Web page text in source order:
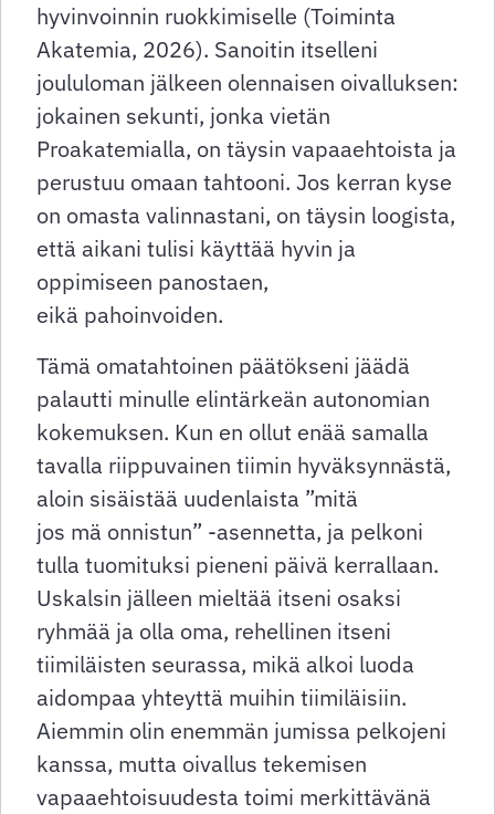
hyvinvoinnin ruokkimiselle (Toiminta
Akatemia, 2026). Sanoitin itselleni
joululoman jälkeen olennaisen oivalluksen:
jokainen sekunti, jonka vietän
Proakatemialla, on täysin vapaaehtoista ja
perustuu omaan tahtooni. Jos kerran kyse
on omasta valinnastani, on täysin loogista,
että aikani tulisi käyttää hyvin ja
oppimiseen panostaen,
eikä pahoinvoiden.
Tämä omatahtoinen päätökseni jäädä
palautti minulle elintärkeän autonomian
kokemuksen. Kun en ollut enää samalla
tavalla riippuvainen tiimin hyväksynnästä,
aloin sisäistää uudenlaista ”mitä
jos mä onnistun” -asennetta, ja pelkoni
tulla tuomituksi pieneni päivä kerrallaan.
Uskalsin jälleen mieltää itseni osaksi
ryhmää ja olla oma, rehellinen itseni
tiimiläisten seurassa, mikä alkoi luoda
aidompaa yhteyttä muihin tiimiläisiin.
Aiemmin olin enemmän jumissa pelkojeni
kanssa, mutta oivallus tekemisen
vapaaehtoisuudesta toimi merkittävänä